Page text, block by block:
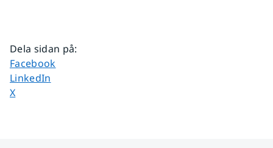
Dela sidan på:
Dela sidan på
Facebook
Dela sidan på
LinkedIn
Dela sidan på
X